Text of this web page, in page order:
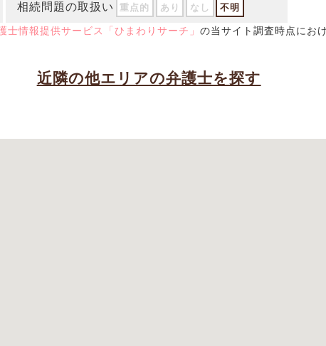
相続問題の取扱い 重点的 あり なし 不明
士情報提供サービス「ひまわりサーチ」 の当サイト調査時点にお
近隣の他エリアの弁護士を探す